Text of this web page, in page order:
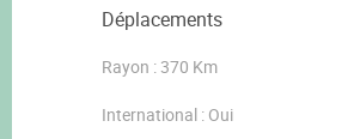
Déplacements
Rayon : 370 Km
International : Oui